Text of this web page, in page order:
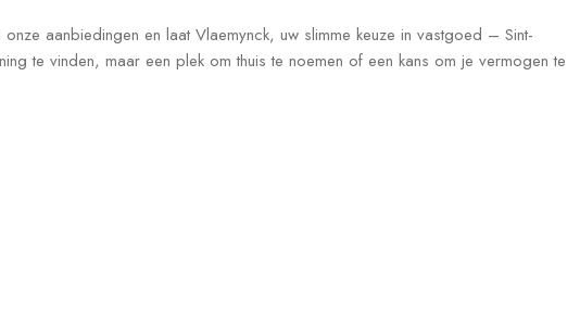
aanbiedingen en laat Vlaemynck, uw slimme keuze in vastgoed – Sint-
te vinden, maar een plek om thuis te noemen of een kans om je vermogen te